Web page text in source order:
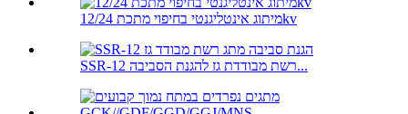
מיתוג אינטליגנטי בחיפוי מתכת 12/24kv
SSR-12 רשת מבודדת גז להגנת הסביבה...